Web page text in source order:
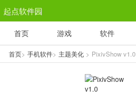
起点软件园
塔防游戏
1千+款游戏
休闲益智
1万+款游戏
赛车竞速
3百+款游戏
首页 游戏 软件
首页> 手机软件> 主题美化> PixivShow v1.0